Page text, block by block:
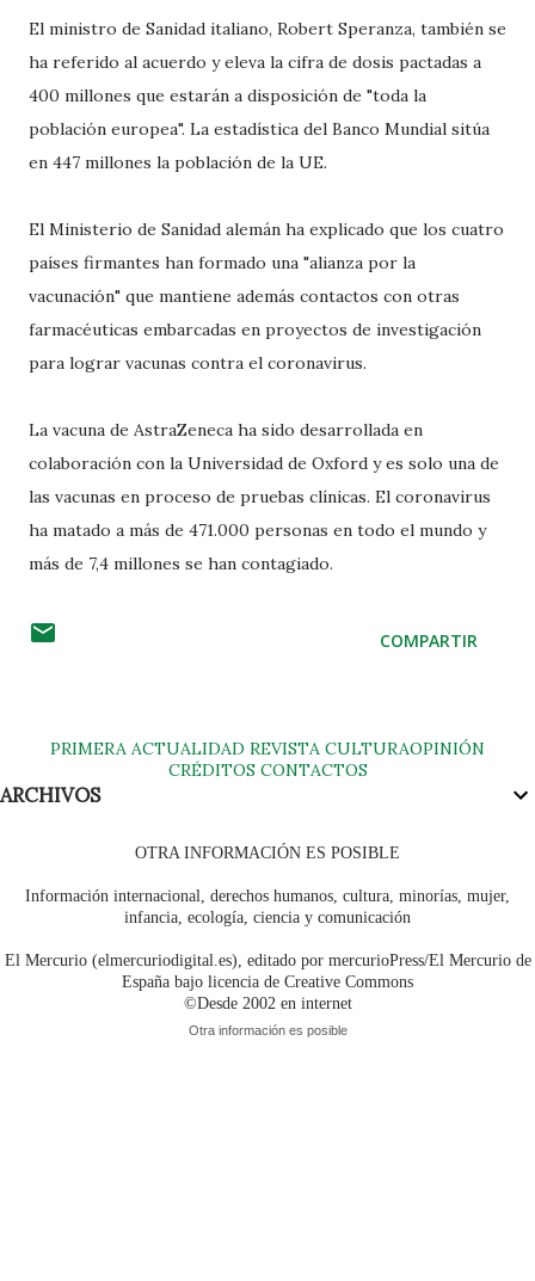
El ministro de Sanidad italiano, Robert Speranza, también se
ha referido al acuerdo y eleva la cifra de dosis pactadas a
400 millones que estarán a disposición de "toda la
población europea". La estadística del Banco Mundial sitúa
en 447 millones la población de la UE.
El Ministerio de Sanidad alemán ha explicado que los cuatro
países firmantes han formado una "alianza por la
vacunación" que mantiene además contactos con otras
farmacéuticas embarcadas en proyectos de investigación
para lograr vacunas contra el coronavirus.
La vacuna de AstraZeneca ha sido desarrollada en
colaboración con la Universidad de Oxford y es solo una de
las vacunas en proceso de pruebas clínicas. El coronavirus
ha matado a más de 471.000 personas en todo el mundo y
más de 7,4 millones se han contagiado.
COMPARTIR
PRIMERA ACTUALIDAD REVISTA CULTURAOPINIÓN
CRÉDITOSCONTACTOS
ARCHIVOS
OTRA INFORMACIÓN ES POSIBLE
Información internacional, derechos humanos, cultura, minorías, mujer,
infancia, ecología, ciencia y comunicación
El Mercurio (elmercuriodigital.es), editado por mercurioPress/El Mercurio de
España bajo licencia de Creative Commons
©Desde 2002 en internet
Otra información es posible